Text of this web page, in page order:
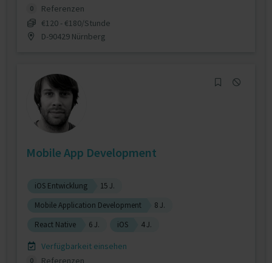
0
Referenzen
€120 - €180/Stunde
D-90429 Nürnberg
Mobile App Development
iOS Entwicklung
15 J.
Mobile Application Development
8 J.
React Native
6 J. iOS 4 J.
Verfügbarkeit einsehen
0
Referenzen